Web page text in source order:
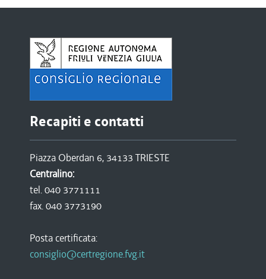
Recapiti e contatti
Piazza Oberdan 6, 34133 TRIESTE
Centralino:
tel. 040 3771111
fax. 040 3773190
Posta certificata:
consiglio@certregione.fvg.it